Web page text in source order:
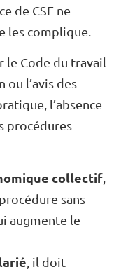
de CSE ne
les complique.
le Code du travail
l’avis des
l’absence
procédures
collectif
sans
augmente le
, il doit